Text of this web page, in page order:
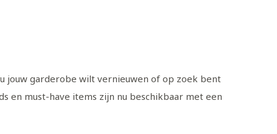
jouw garderobe wilt vernieuwen of op zoek bent
en must-have items zijn nu beschikbaar met een